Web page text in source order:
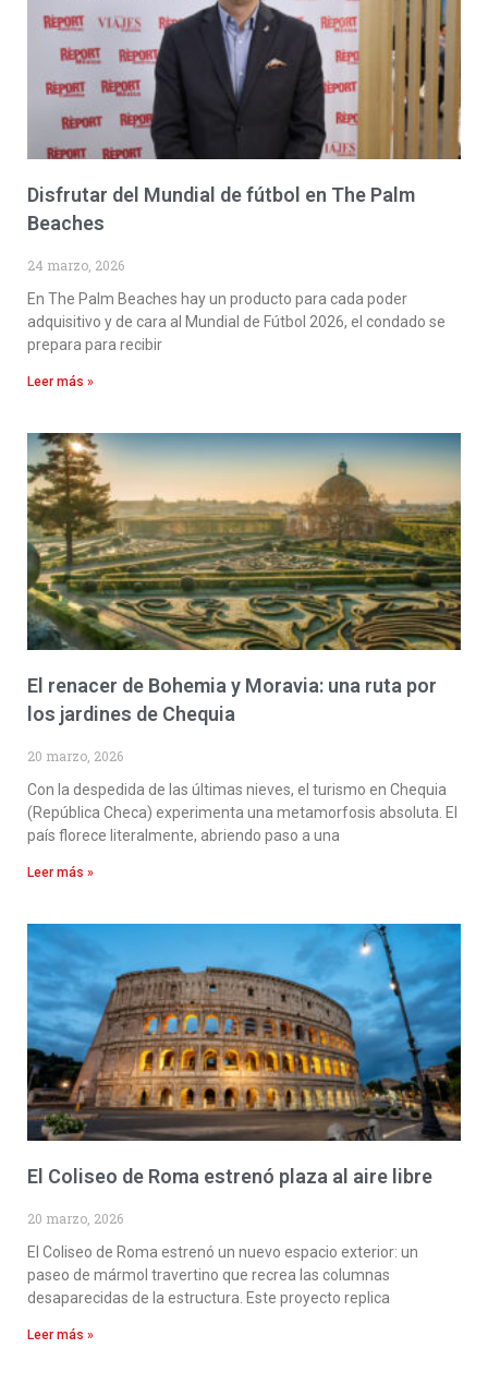
Disfrutar del Mundial de fútbol en The Palm
Beaches
24 marzo, 2026
En The Palm Beaches hay un producto para cada poder
adquisitivo y de cara al Mundial de Fútbol 2026, el condado se
prepara para recibir
Leer más »
El renacer de Bohemia y Moravia: una ruta por
los jardines de Chequia
20 marzo, 2026
Con la despedida de las últimas nieves, el turismo en Chequia
(República Checa) experimenta una metamorfosis absoluta. El
país florece literalmente, abriendo paso a una
Leer más »
El Coliseo de Roma estrenó plaza al aire libre
20 marzo, 2026
El Coliseo de Roma estrenó un nuevo espacio exterior: un
paseo de mármol travertino que recrea las columnas
desaparecidas de la estructura. Este proyecto replica
Leer más »